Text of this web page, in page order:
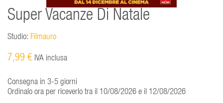
Super Vacanze Di Natale
Studio: Filmauro
7,99 € IVA inclusa
Consegna in 3-5 giorni
Ordinalo ora per riceverlo tra il 10/08/2026 e il 12/08/2026